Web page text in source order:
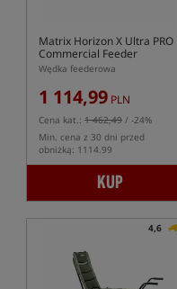
Matrix Horizon X Ultra PRO
Commercial Feeder
Wędka feederowa
1 114,99 PLN
Cena kat.: 1 462,49 / -24%
Min. cena z 30 dni przed
obniżką: 1114.99
KUP
4,6